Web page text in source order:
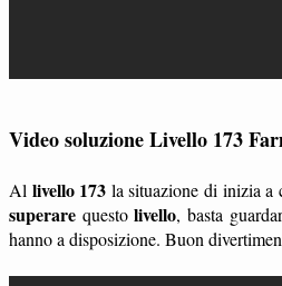
Video soluzione Livello 173
Al livello 173 la situazione di inizia a
superare questolivello, basta
hanno a disposizione. Buon